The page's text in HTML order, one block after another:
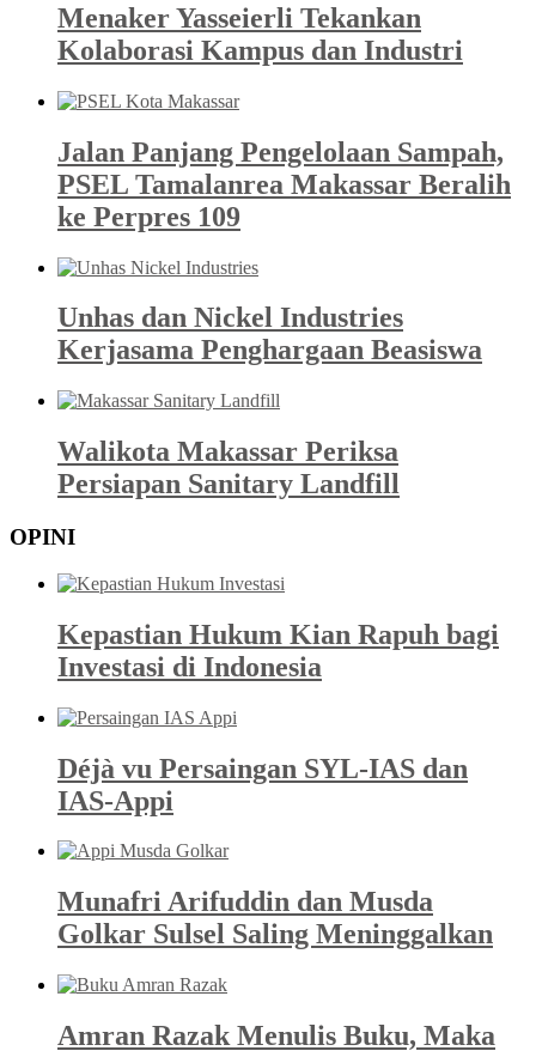
Menaker Yasseierli Tekankan
Kolaborasi Kampus dan Industri
Jalan Panjang Pengelolaan Sampah,
PSEL Tamalanrea Makassar Beralih
ke Perpres 109
Unhas dan Nickel Industries
Kerjasama Penghargaan Beasiswa
Walikota Makassar Periksa
Persiapan Sanitary Landfill
OPINI
Kepastian Hukum Kian Rapuh bagi
Investasi di Indonesia
Déjà vu Persaingan SYL-IAS dan
IAS-Appi
Munafri Arifuddin dan Musda
Golkar Sulsel Saling Meninggalkan
Amran Razak Menulis Buku, Maka